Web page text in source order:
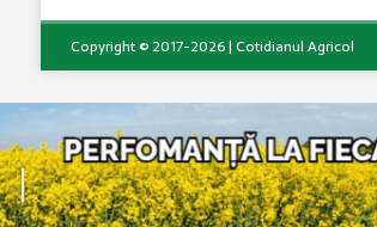
Copyright © 2017-2026 | Cotidianul Agricol